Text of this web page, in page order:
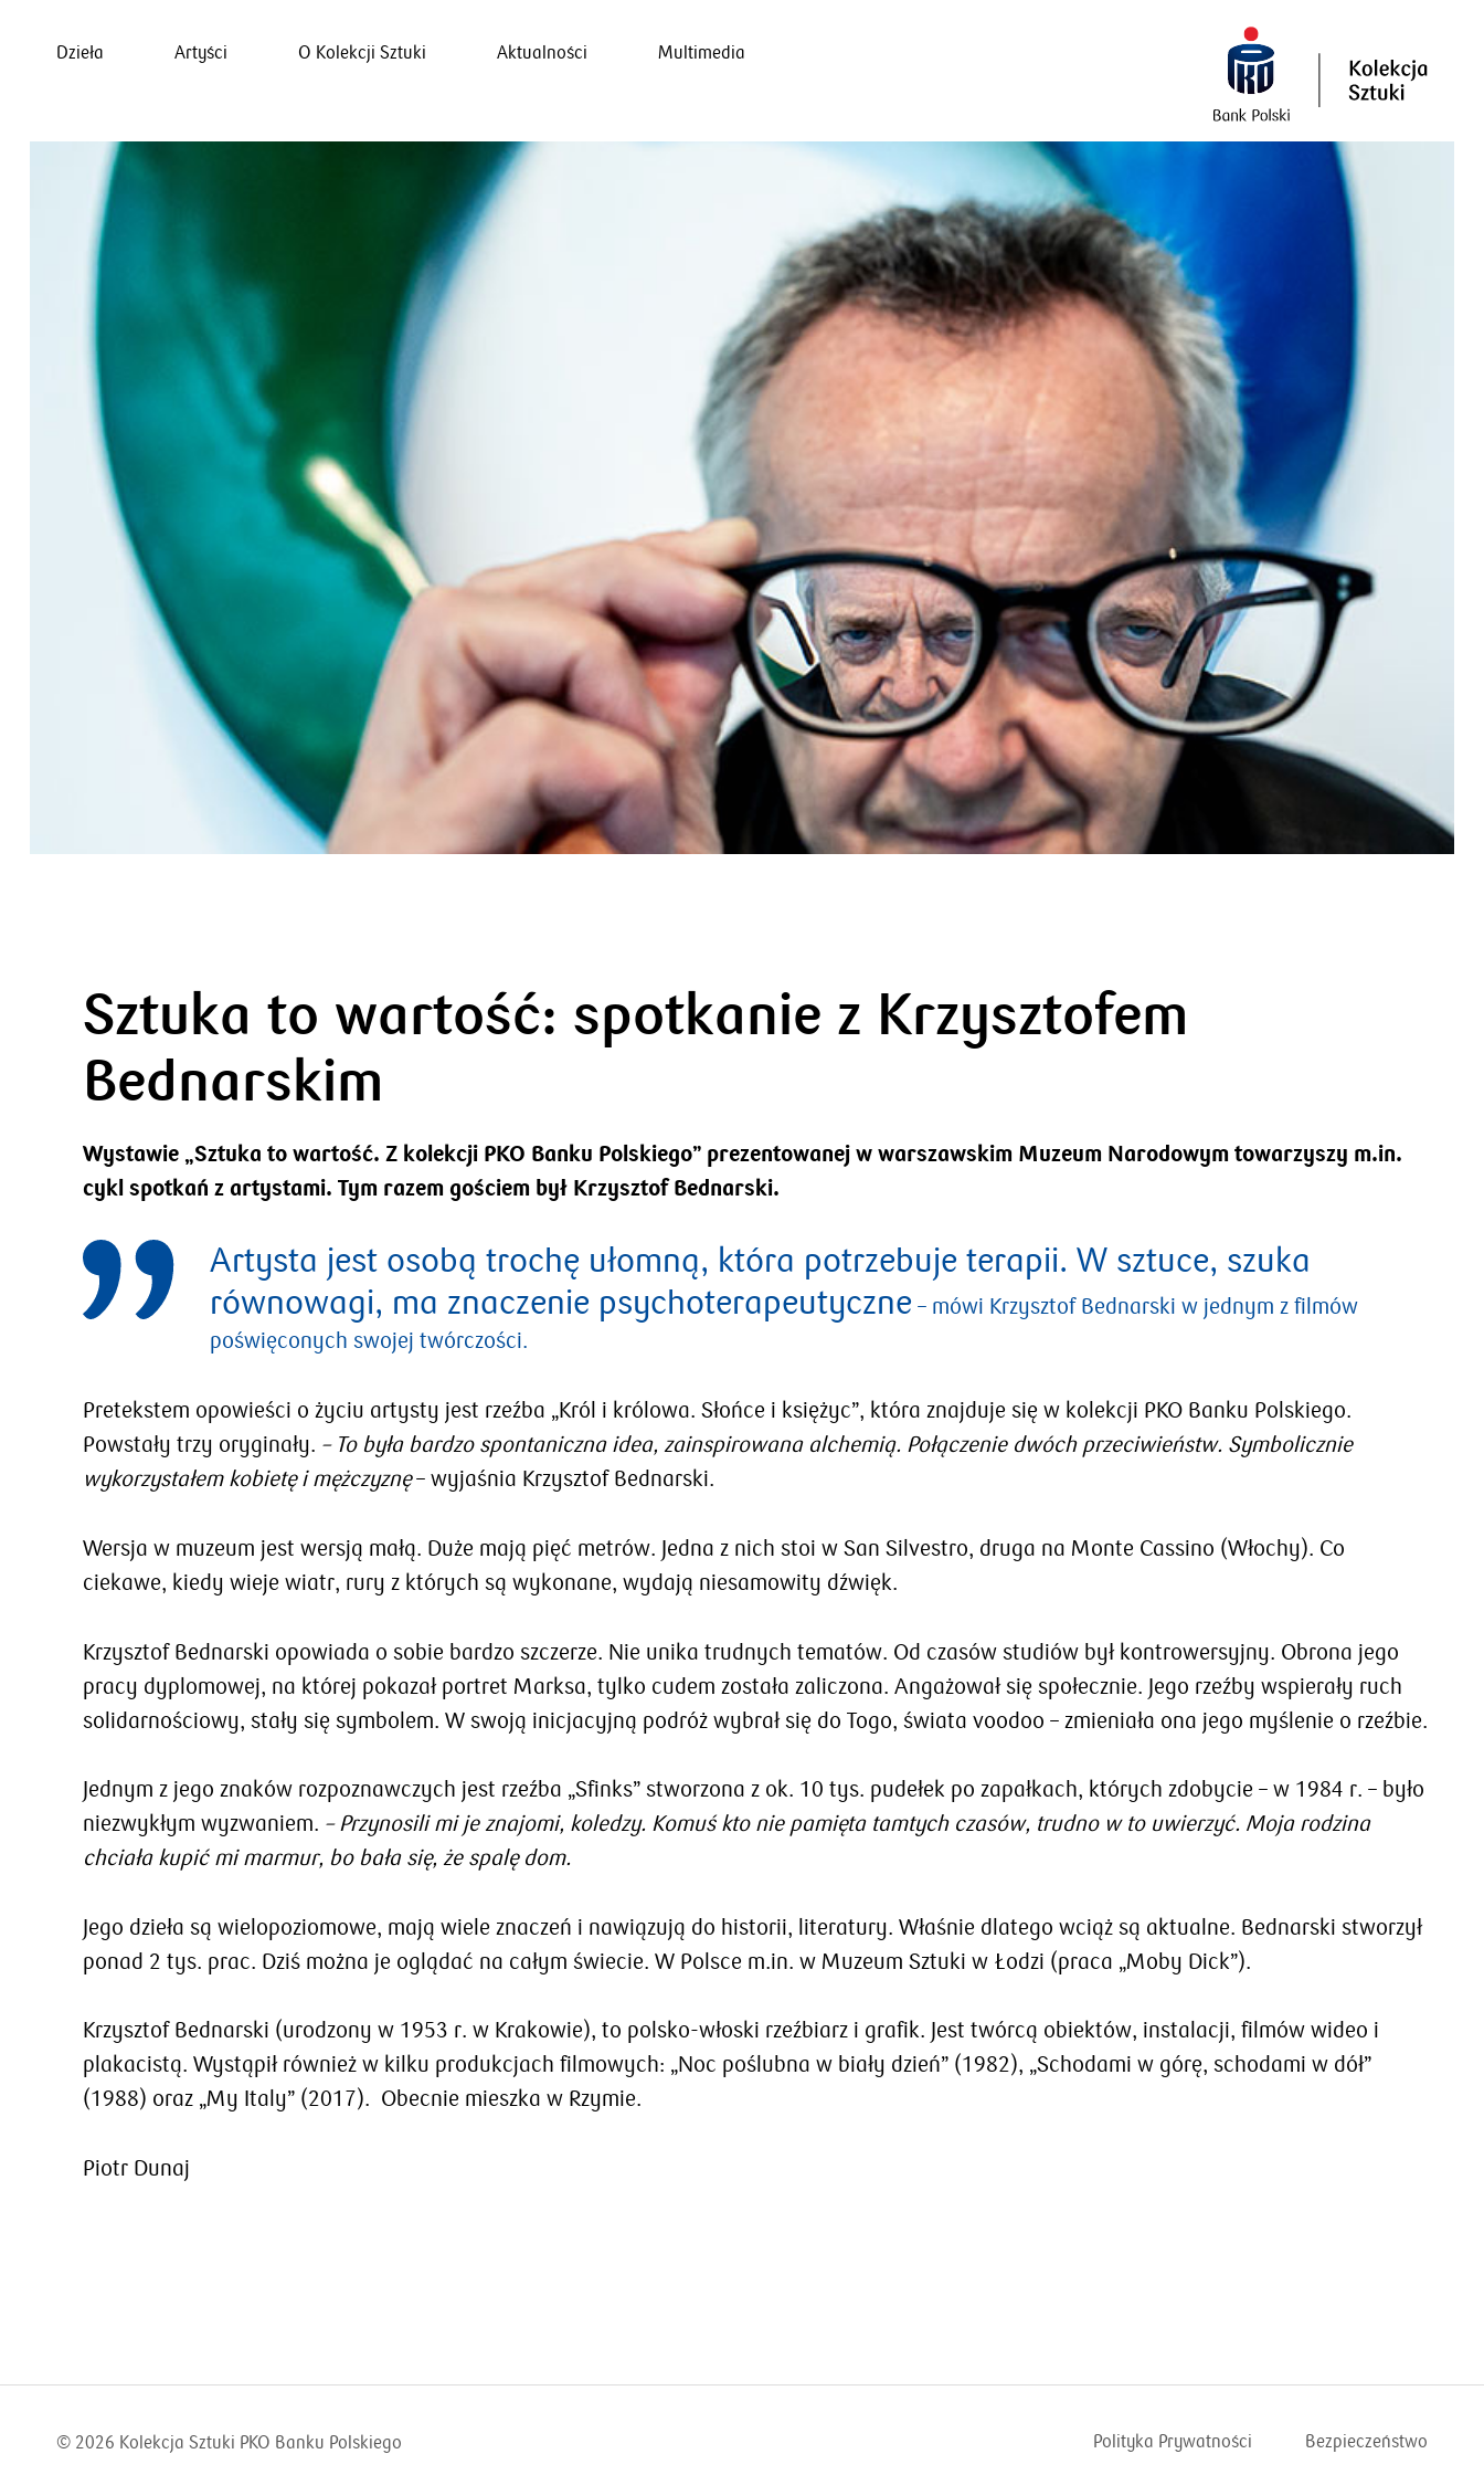
Dzieła Artyści O Kolekcji Sztuki Aktualności Multimedia
Sztuka to wartość: spotkanie z Krzysztofem
Bednarskim
Wystawie „Sztuka to wartość. Z kolekcji PKO Banku Polskiego” prezentowanej w warszawskim Muzeum Narodowym towarzyszy m.in.
cykl spotkań z artystami. Tym razem gościem był Krzysztof Bednarski.
Artysta jest osobą trochę ułomną, która potrzebuje terapii. W sztuce, szuka
równowagi, ma znaczenie psychoterapeutyczne – mówi Krzysztof Bednarski w jednym z filmów
poświęconych swojej twórczości.
Pretekstem opowieści o życiu artysty jest rzeźba „Król i królowa. Słońce i księżyc”, która znajduje się w kolekcji PKO Banku Polskiego.
Powstały trzy oryginały. – To była bardzo spontaniczna idea, zainspirowana alchemią. Połączenie dwóch przeciwieństw. Symbolicznie
wykorzystałem kobietę i mężczyznę– wyjaśnia Krzysztof Bednarski.
Wersja w muzeum jest wersją małą. Duże mają pięć metrów. Jedna z nich stoi w San Silvestro, druga na Monte Cassino (Włochy). Co
ciekawe, kiedy wieje wiatr, rury z których są wykonane, wydają niesamowity dźwięk.
Krzysztof Bednarski opowiada o sobie bardzo szczerze. Nie unika trudnych tematów. Od czasów studiów był kontrowersyjny. Obrona jego
pracy dyplomowej, na której pokazał portret Marksa, tylko cudem została zaliczona. Angażował się społecznie. Jego rzeźby wspierały ruch
solidarnościowy, stały się symbolem. W swoją inicjacyjną podróż wybrał się do Togo, świata voodoo – zmieniała ona jego myślenie o rzeźbie.
Jednym z jego znaków rozpoznawczych jest rzeźba „Sfinks” stworzona z ok. 10 tys. pudełek po zapałkach, których zdobycie – w 1984 r. – było
niezwykłym wyzwaniem. – Przynosili mi je znajomi, koledzy. Komuś kto nie pamięta tamtych czasów, trudno w to uwierzyć. Moja rodzina
chciała kupić mi marmur, bo bała się, że spalę dom.
Jego dzieła są wielopoziomowe, mają wiele znaczeń i nawiązują do historii, literatury. Właśnie dlatego wciąż są aktualne. Bednarski stworzył
ponad 2 tys. prac. Dziś można je oglądać na całym świecie. W Polsce m.in. w Muzeum Sztuki w Łodzi (praca „Moby Dick”).
Krzysztof Bednarski (urodzony w 1953 r. w Krakowie), to polsko-włoski rzeźbiarz i grafik. Jest twórcą obiektów, instalacji, filmów wideo i
plakacistą. Wystąpił również w kilku produkcjach filmowych: „Noc poślubna w biały dzień” (1982), „Schodami w górę, schodami w dół”
(1988) oraz „My Italy” (2017). Obecnie mieszka w Rzymie.
Piotr Dunaj
© 2026 Kolekcja Sztuki PKO Banku Polskiego Polityka Prywatności Bezpieczeństwo